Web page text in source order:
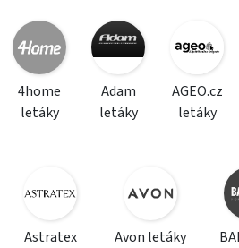
4home
letáky
Adam
letáky
AGEO.cz
letáky
Astratex
Avon letáky